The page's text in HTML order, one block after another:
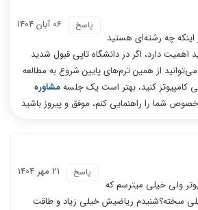
06 آبان 1404 پاسخ
اینکه چه رشته‌ای هستید
دارد، اگر در دانشگاه تاپی قبول شدید
از همین ترم‌های پایین شروع به مطالعه
کنید، بهتر است یک جلسهمشاوره
خصوص شما را راهنمایی کنم، موفق و پیروز باشید
21 مهر 1404 پاسخ
ولی خیلی میترسم که
سخته؟شنیدم ریاضیش خیلی زیاد و طاقت